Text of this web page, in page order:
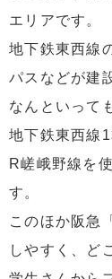
エリアです。
地下鉄東西線
パスなどが建
なんといって
地下鉄東西線
R嵯峨野線を
す。
このほか阪急
しやすく、ど